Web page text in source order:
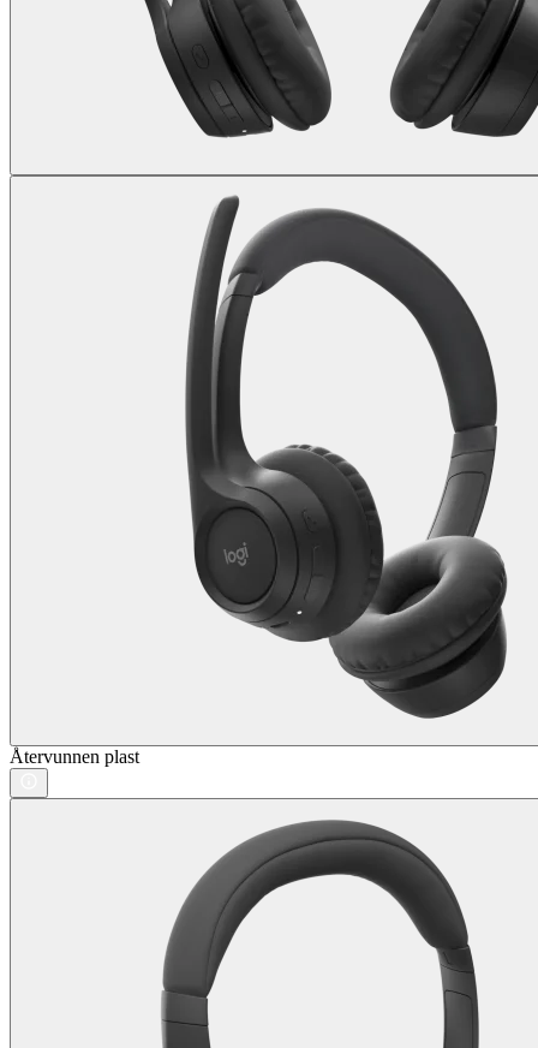
Återvunnen plast